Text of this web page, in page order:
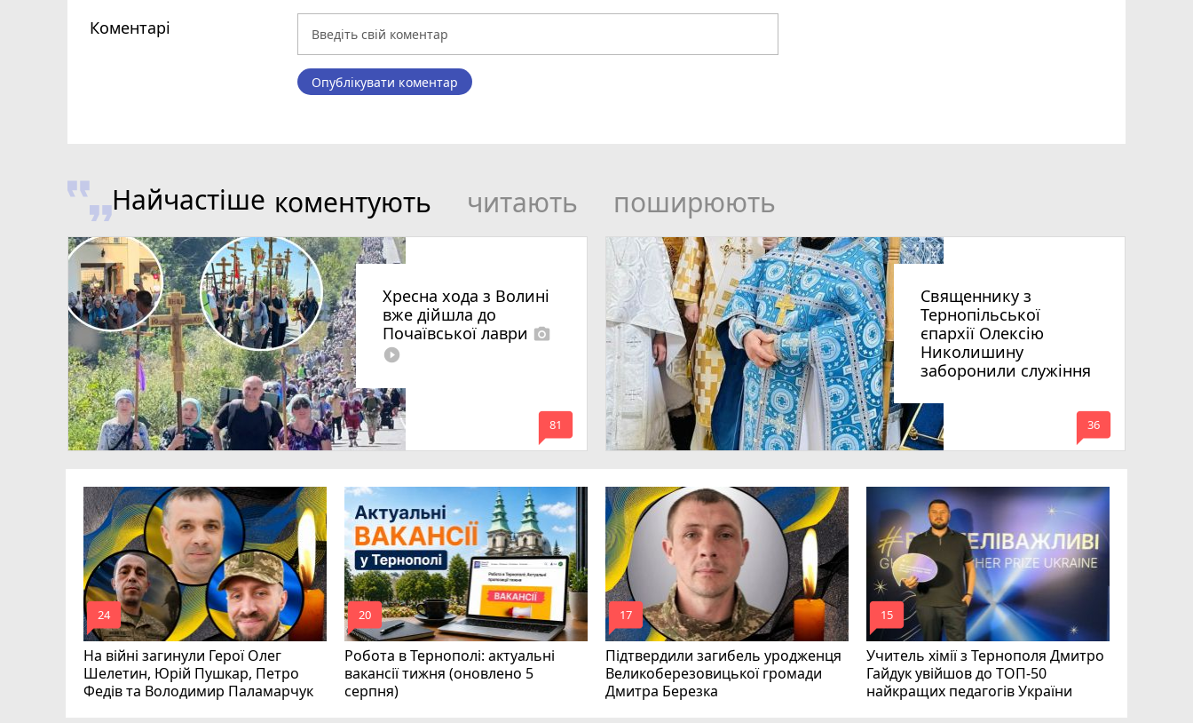
Коментарі
Опублікувати коментар
Найчастіше коментують читають поширюють
Хресна хода з Волині
вже дійшла до
Почаївської лаври photo_camera
play_circle_filled
mode_comment
81
Священнику з
Тернопільської
єпархії Олексію
Николишину
заборонили служіння
mode_comment
36
На війні загинули Герої Олег
Шелетин, Юрій Пушкар, Петро
Федів та Володимир Паламарчук
mode_comment
24
Робота в Тернополі: актуальні
вакансії тижня (оновлено 5
серпня)
mode_comment
20
Підтвердили загибель уродженця
Великоберезовицької громади
Дмитра Березка
mode_comment
17
Учитель хімії з Тернополя Дмитро
Гайдук увійшов до ТОП-50
найкращих педагогів України
mode_comment
15